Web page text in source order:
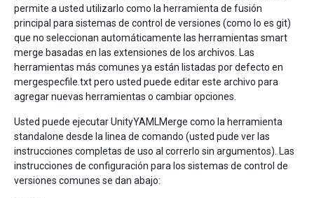
permite a usted utilizarlo como la herramienta de fusión
principal para sistemas de control de versiones (como lo es git)
que no seleccionan automáticamente las herramientas smart
merge basadas en las extensiones de los archivos. Las
herramientas más comunes ya están listadas por defecto en
mergespecfile.txt pero usted puede editar este archivo para
agregar nuevas herramientas o cambiar opciones.
Usted puede ejecutar UnityYAMLMerge como la herramienta
standalone desde la linea de comando (usted pude ver las
instrucciones completas de uso al correrlo sin argumentos). Las
instrucciones de configuración para los sistemas de control de
versiones comunes se dan abajo: